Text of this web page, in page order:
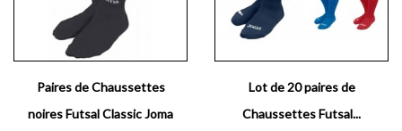
Paires de Chaussettes
noires Futsal Classic Joma
Lot de 20 paires de
Chaussettes Futsal...